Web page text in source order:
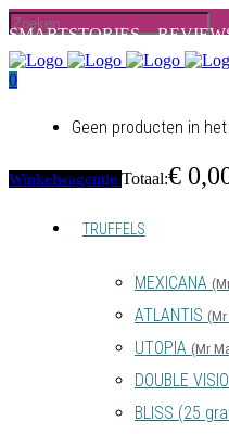
SMARTSTORIES –
0
Geen producten in
Winkelwagentje Totaal:€
TRUFFELS
MEXICANA
ATLANTIS
UTOPIA (Mr
DOUBLE
BLISS (25